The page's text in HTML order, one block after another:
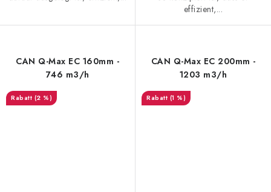
effizient,...
CAN Q-Max EC 160mm -
746 m3/h
(2 %)
CAN Q-Max EC 200mm -
1203 m3/h
(1 %)